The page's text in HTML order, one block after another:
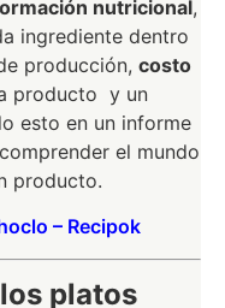
nutricional,
ingrediente dentro
producción, costo
producto y un
esto en un informe
el mundo
producto.
– Recipok
platos